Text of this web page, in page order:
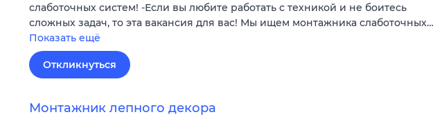
слаботочных систем! -Если вы любите работать с техникой и не боитесь
сложных задач, то эта вакансия для вас! Мы ищем монтажника слаботочных…
Показать ещё
Откликнуться
Монтажник лепного декора